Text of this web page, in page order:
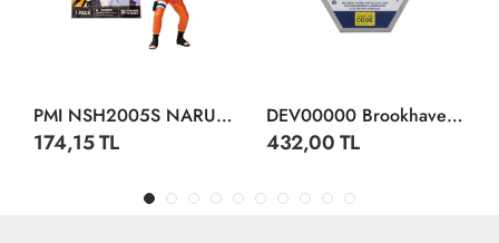
PMI NSH2005S NARUTO KOLEKSİYON FİGÜR SÜRPRİZ PAKET 24LÜ DİSPLAY
174,15 TL
DEV00000 Brookhaven, Murder Mystery, Jail Break CRS Figüz - CRS0047
432,00 TL